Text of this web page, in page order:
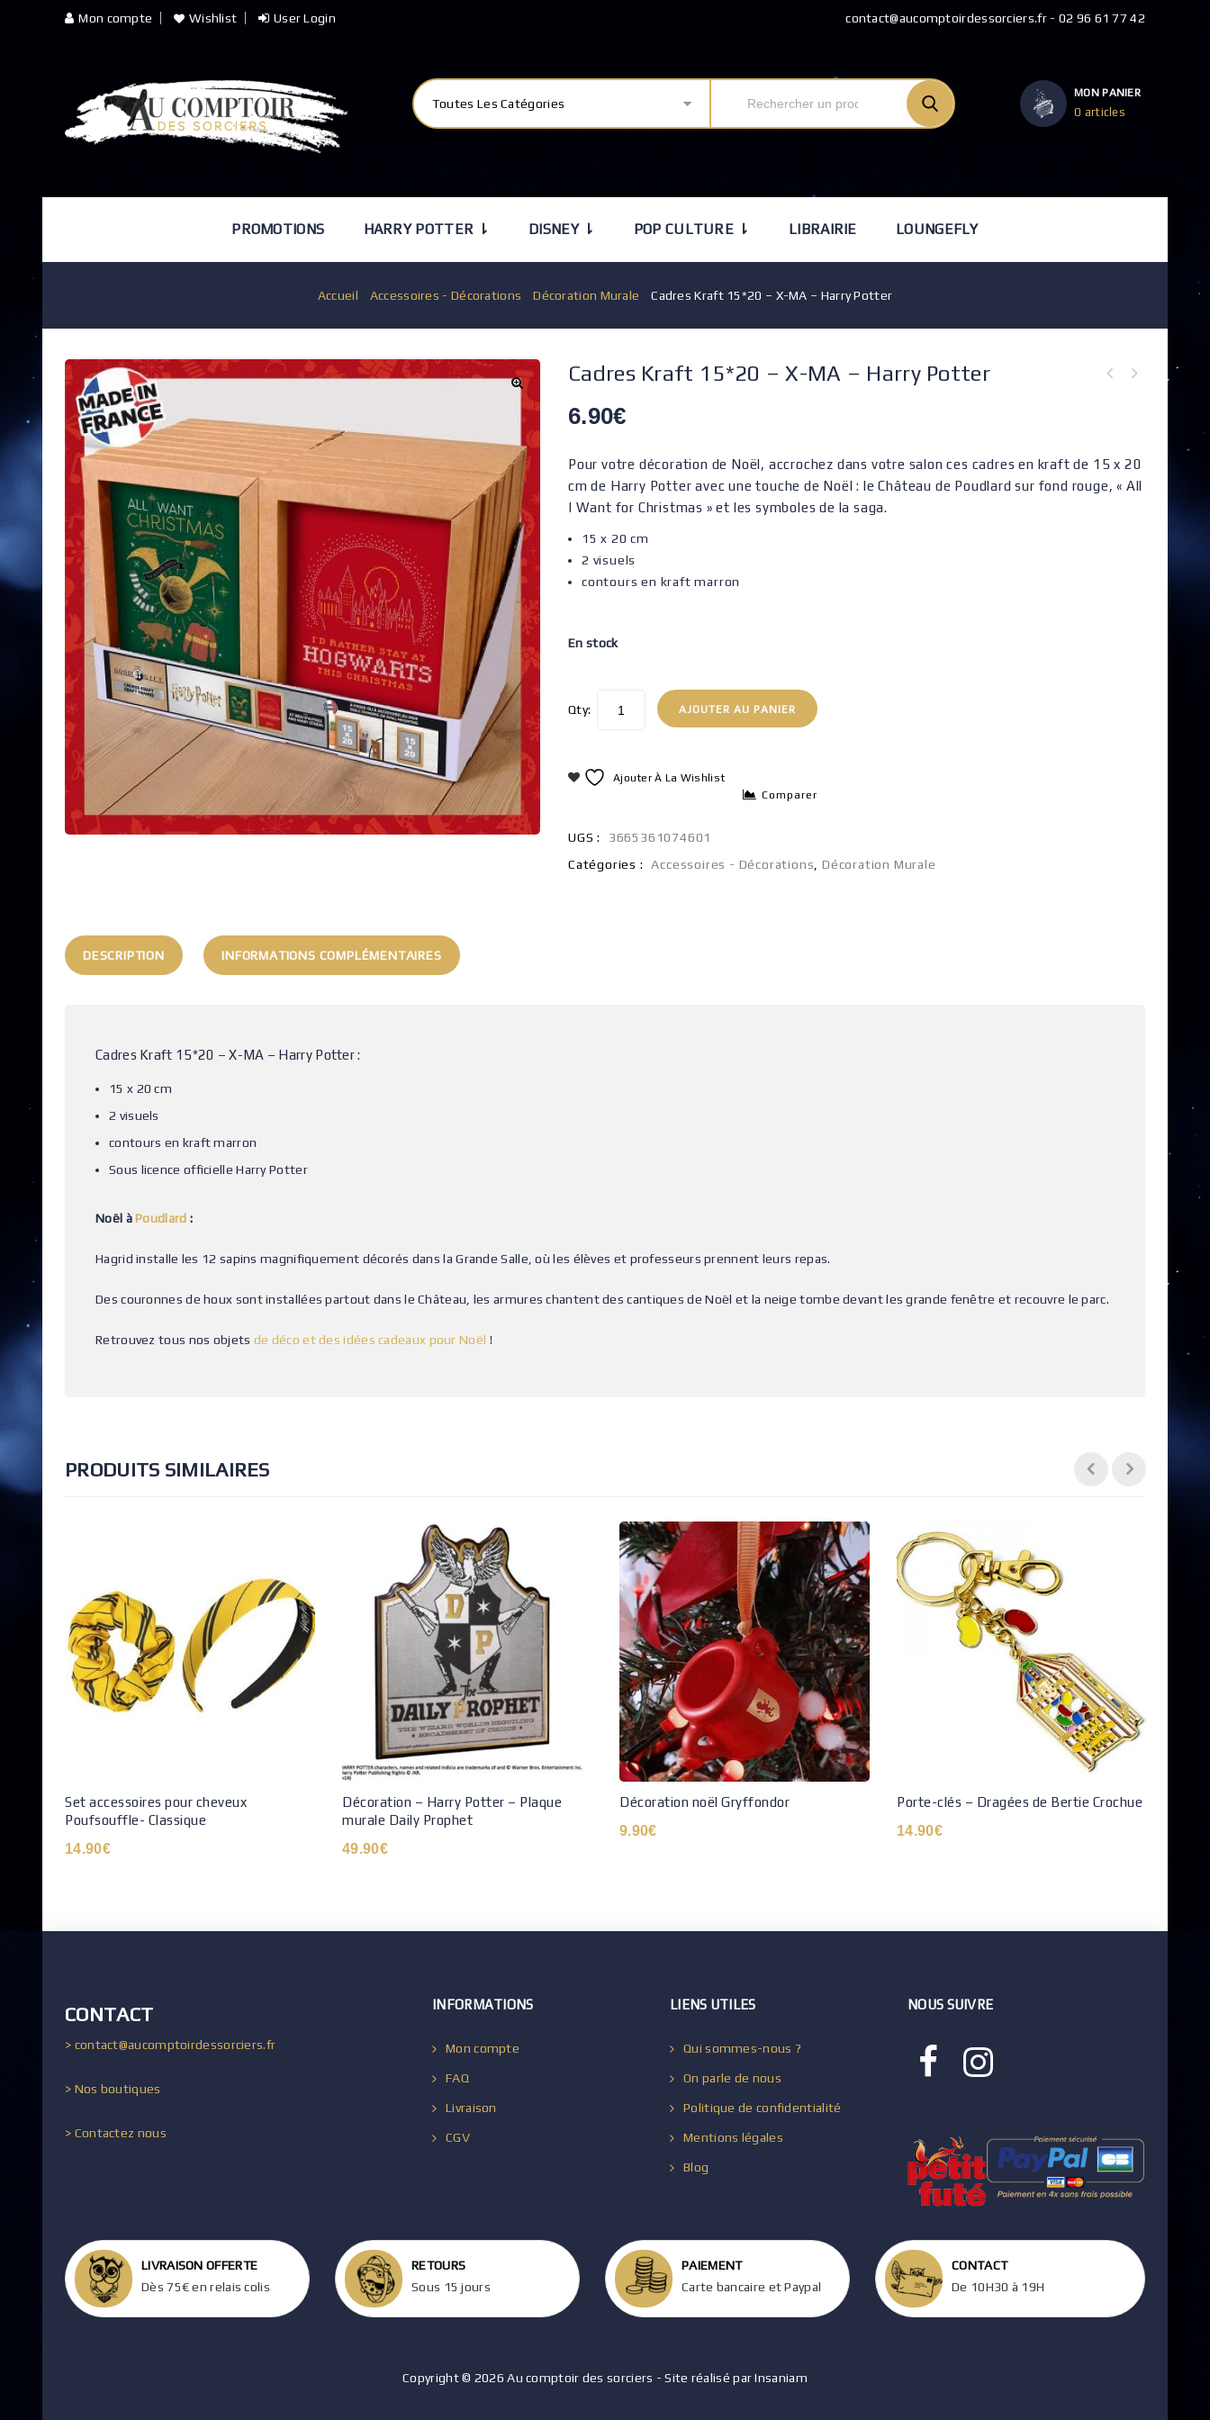
Mon compte Wishlist User Login contact@aucomptoirdessorciers.fr - 02 96 61 77 42
Toutes Les Catégories
MON PANIER
0 articles
PROMOTIONS HARRY POTTER ⇂ DISNEY ⇂ POP CULTURE ⇂ LIBRAIRIE LOUNGEFLY
Accueil Accessoires - Décorations /Décoration Murale /Cadres Kraft 15*20 – X-MA – Harry Potter
Cadres Kraft 15*20 – X-MA – Harry Potter
6.90€
Pour votre décoration de Noël, accrochez dans votre salon ces cadres en kraft de 15 x 20
cm de Harry Potter avec une touche de Noël : le Château de Poudlard sur fond rouge, « All
I Want for Christmas » et les symboles de la saga.
15 x 20 cm
2 visuels
contours en kraft marron
En stock
Qty: AJOUTER AU PANIER
Ajouter À La Wishlist
Comparer
UGS :
3665361074601
Catégories :
Accessoires - Décorations ,Décoration Murale
DESCRIPTION INFORMATIONS COMPLÉMENTAIRES
Cadres Kraft 15*20 – X-MA – Harry Potter :
15 x 20 cm
2 visuels
contours en kraft marron
Sous licence officielle Harry Potter
Noël àPoudlard :
Hagrid installe les 12 sapins magnifiquement décorés dans la Grande Salle, où les élèves et professeurs prennent leurs repas.
Des couronnes de houx sont installées partout dans le Château, les armures chantent des cantiques de Noël et la neige tombe devant les grande fenêtre et recouvre le parc.
Retrouvez tous nos objets de déco et des idées cadeaux pour Noël !
PRODUITS SIMILAIRES
Set accessoires pour cheveux
Poufsouffle- Classique
14.90€
Décoration – Harry Potter – Plaque
murale Daily Prophet
49.90€
Décoration noël Gryffondor
9.90€
Porte-clés – Dragées de Bertie Crochue
14.90€
CONTACT
> contact@aucomptoirdessorciers.fr
> Nos boutiques
> Contactez nous
INFORMATIONS
Mon compte
FAQ
Livraison
CGV
LIENS UTILES
Qui sommes-nous ?
On parle de nous
Politique de confidentialité
Mentions légales
Blog
NOUS SUIVRE
LIVRAISON OFFERTE
Dès 75€ en relais colis
RETOURS
Sous 15 jours
PAIEMENT
Carte bancaire et Paypal
CONTACT
De 10H30 à 19H
Copyright © 2026 Au comptoir des sorciers - Site réalisé par Insaniam